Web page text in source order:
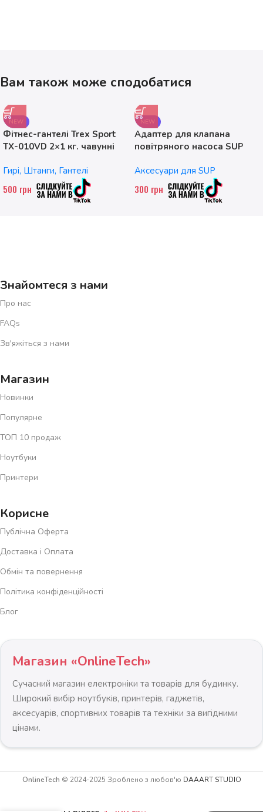
Вам також може сподобатися
NEW
Фітнес-гантелі Trex Sport
TX-010VD 2×1 кг. чавунні
Гирі, Штанги, Гантелі
500 грн
NEW
Адаптер для клапана
повітряного насоса SUP
Аксесуари для SUP
300 грн
Знайомтеся з нами
Про нас
FAQs
Зв'яжіться з нами
Магазин
Новинки
Популярне
ТОП 10 продаж
Ноутбуки
Принтери
Корисне
Публічна Оферта
Доставка і Оплата
Обмін та повернення
Політика конфіденційності
Блог
Магазин «OnlineTech»
Сучасний магазин електроніки та товарів для будинку.
Широкий вибір ноутбуків, принтерів, гаджетів,
аксесуарів, спортивних товарів та техніки за вигідними
цінами.
OnlineTech © 2024-2025 Зроблено з любов'ю DAAART STUDIO
Скандинавське